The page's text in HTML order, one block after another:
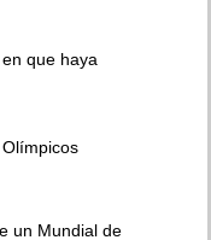
que haya
un Mundial de